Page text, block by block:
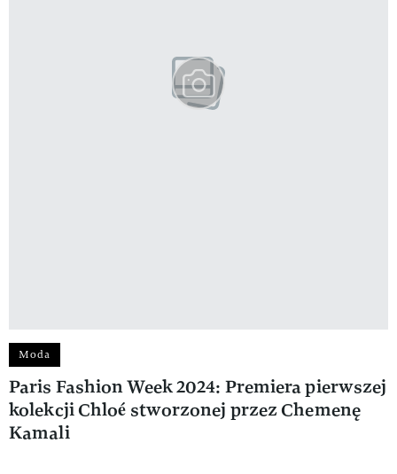
Moda
Paris Fashion Week 2024: Premiera pierwszej
kolekcji Chloé stworzonej przez Chemenę
Kamali